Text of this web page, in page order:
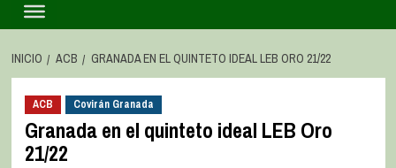
INICIO ACB GRANADA EN EL QUINTETO IDEAL LEB ORO 21/22
ACB Covirán Granada
Granada en el quinteto ideal LEB Oro
21/22